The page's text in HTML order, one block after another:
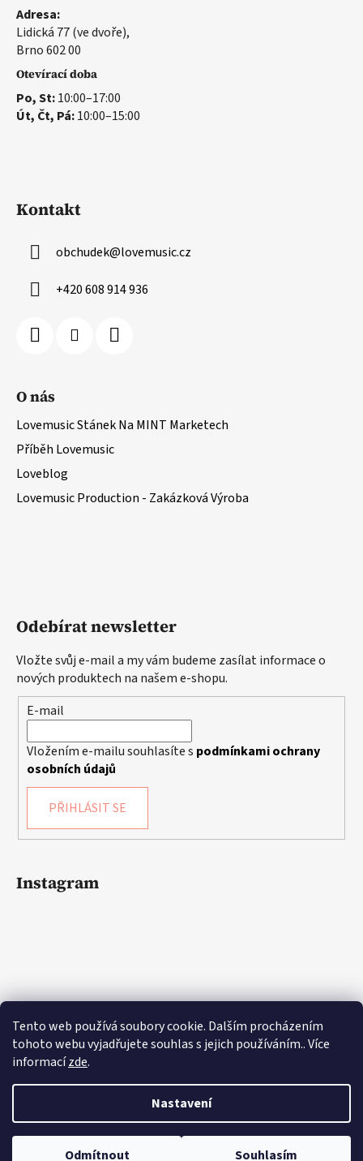
Tento web používá soubory cookie. Dalším procházením
tohoto webu vyjadřujete souhlas s jejich používáním.. Více
informacízde.
Nastavení
Odmítnout Souhlasím
Adresa:
Lidická 77 (ve dvoře),
Brno 602 00
Otevírací doba
Po, St:10:00–17:00
Út, Čt, Pá:10:00–15:00
Kontakt
obchudek@lovemusic.cz
+420 608 914 936
O nás
Lovemusic Stánek Na MINT Marketech
Příběh Lovemusic
Loveblog
Lovemusic Production - Zakázková Výroba
Odebírat newsletter
Vložte svůj e-mail a my vám budeme zasílat informace o
nových produktech na našem e-shopu.
E-mail
Vložením e-mailu souhlasíte s podmínkami ochrany
osobních údajů
PŘIHLÁSIT SE
Instagram
Sledovat na Instagramu